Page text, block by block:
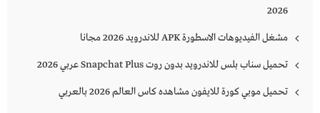
2026
مشغل الفيديوهات الاسطورة APK للاندرويد 2026 مجانا
تحميل سناب بلس للاندرويد بدون روت Snapchat Plus‏ عربي 2026
تحميل موبي كورة للايفون مشاهده كاس العالم 2026 بالعربي